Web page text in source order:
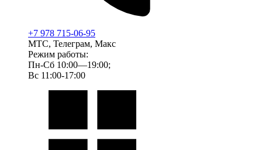
+7 978 715-06-95
МТС, Телеграм, Макс
Режим работы:
Пн-Сб 10:00—19:00;
Вс 11:00-17:00